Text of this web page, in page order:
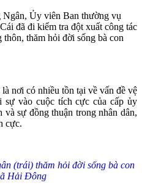
Ủy viên Ban thường vụ
đã đi kiểm tra đột xuất công tác
thăm hỏi đời sống bà con
nơi có nhiều tồn tại về vấn đề vệ
vào cuộc tích cực của cấp ủy
sự đồng thuận trong nhân dân,
cực.
(trái) thăm hỏi đời sống bà con
Hải Đông